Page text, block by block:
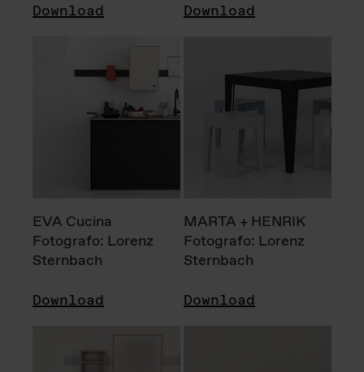
Download Download
EVA Cucina
Fotografo: Lorenz
Sternbach
Download
MARTA + HENRIK
Fotografo: Lorenz
Sternbach
Download